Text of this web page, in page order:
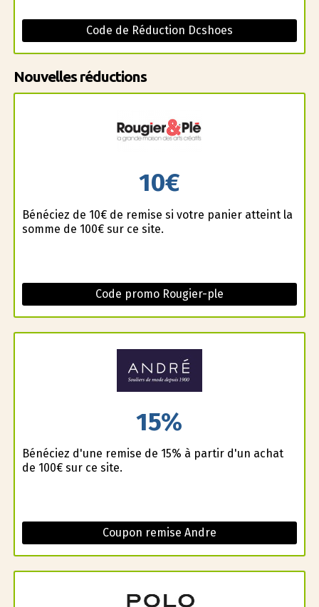
Code de Réduction Dcshoes
Nouvelles réductions
10€
Bénéficiez de 10€ de remise si votre panier atteint la
somme de 100€ sur ce site.
Code promo Rougier-ple
15%
Bénéficiez d'une remise de 15% à partir d'un achat
de 100€ sur ce site.
Coupon remise Andre